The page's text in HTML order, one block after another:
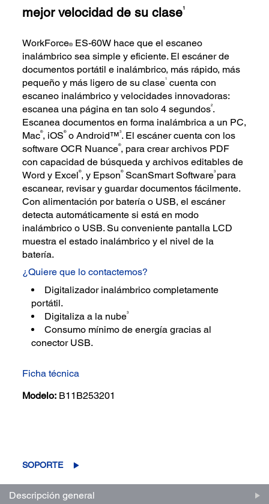
mejor velocidad de su clase1
WorkForce® ES-60W hace que el escaneo
inalámbrico sea simple y eficiente. El escáner de
documentos portátil e inalámbrico, más rápido, más
pequeño y más ligero de su clase1 cuenta con
escaneo inalámbrico y velocidades innovadoras:
escanea una página en tan solo 4 segundos2.
Escanea documentos en forma inalámbrica a un PC,
Mac®, iOS®o Android™3. El escáner cuenta con los
software OCR Nuance®, para crear archivos PDF
con capacidad de búsqueda y archivos editables de
Word y Excel®, y Epson®ScanSmart Software3 para
escanear, revisar y guardar documentos fácilmente.
Con alimentación por batería o USB, el escáner
detecta automáticamente si está en modo
inalámbrico o USB. Su conveniente pantalla LCD
muestra el estado inalámbrico y el nivel de la
batería.
¿Quiere que lo contactemos?
Digitalizador inalámbrico completamente
portátil.
Digitaliza a la nube3
Consumo mínimo de energía gracias al
conector USB.
Ficha técnica
Modelo: B11B253201
Enlace
la
misma
página.
SOPORTE
Descripción general